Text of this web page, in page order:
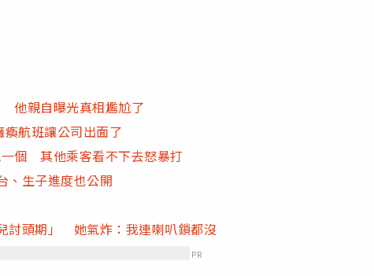
他親自曝光真相尷尬了
航班讓公司出面了
個 其他乘客看不下去怒暴打
生子進度也公開
討頭期」 她氣炸：我連喇叭鎖都沒
PR